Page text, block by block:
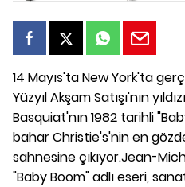
14 Mayıs'ta New York'ta
Yüzyıl Akşam Satışı'nın
Basquiat'nın 1982 tarihli
bahar Christie's'nin en
sahnesine çıkıyor.Jean-
"Baby Boom" adlı eseri,